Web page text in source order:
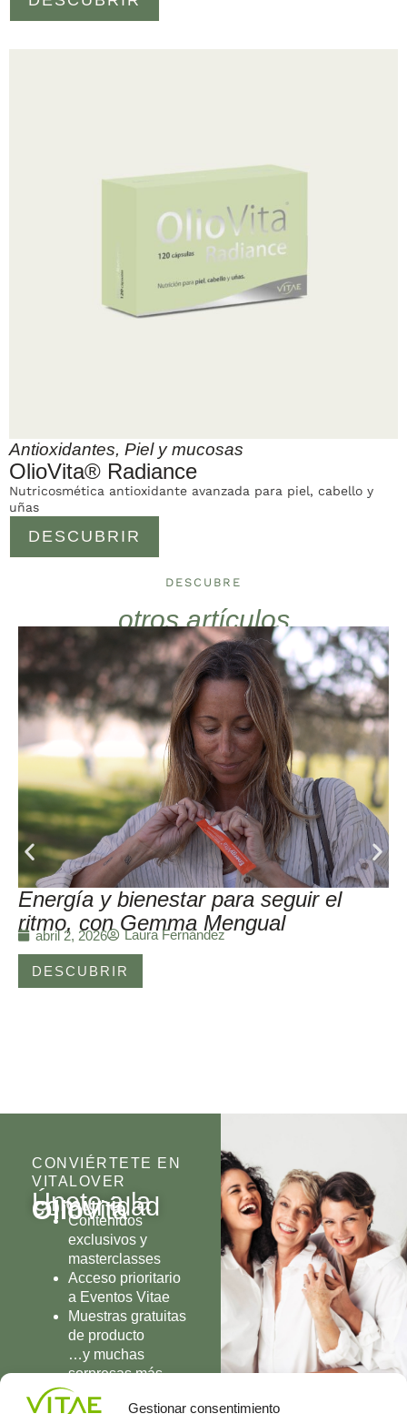
Gestionar consentimiento
Antioxidantes, Piel y mucosas
OlioVita® Radiance
DESCUBRIR
Nutricosmética antioxidante avanzada para piel, cabello y
uñas
DESCUBRE
otros artículos
Energía y bienestar para seguir el
ritmo, con Gemma Mengual
abril 2, 2026 Laura Fernández
DESCUBRIR
CONVIÉRTETE EN
VITALOVER
Únete a la
comunidad
OlioVita
Contenidos
exclusivos y
masterclasses
Acceso prioritario
a Eventos Vitae
Muestras gratuitas
de producto
…y muchas
sorpresas más
UNIRME